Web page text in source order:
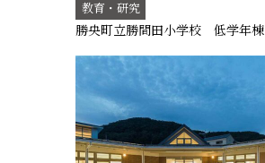
教育・研究
勝央町立勝間田小学校 低学年棟